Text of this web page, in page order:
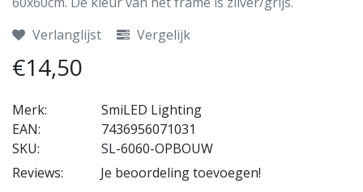
Verlanglijst
Vergelijk
€14,50
Merk:
SmiLED Lighting
EAN:
7436956071031
SKU:
SL-6060-OPBOUW
Reviews:
Je beoordeling toevoegen!